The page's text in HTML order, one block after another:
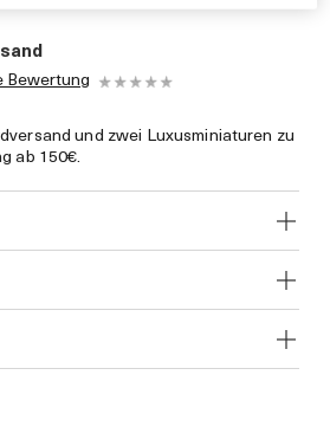
Bewertung
und zwei Luxusminiaturen zu
ab 150€.